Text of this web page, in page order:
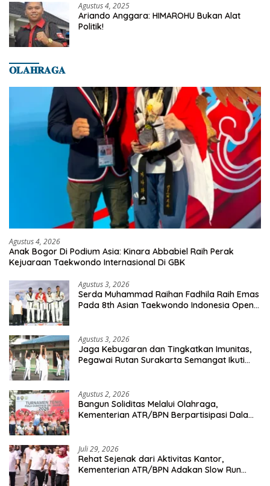
Agustus 4, 2025
Ariando Anggara: HIMAROHU Bukan Alat
Politik!
𝐎𝐋𝐀𝐇𝐑𝐀𝐆𝐀
Agustus 4, 2026
Anak Bogor Di Podium Asia: Kinara Abbabiel Raih Perak
Kejuaraan Taekwondo Internasional Di GBK
Agustus 3, 2026
Serda Muhammad Raihan Fadhila Raih Emas
Pada 8th Asian Taekwondo Indonesia Open
Agustus 3, 2026
Jaga Kebugaran dan Tingkatkan Imunitas,
Pegawai Rutan Surakarta Semangat Ikuti
Agustus 2, 2026
Bangun Soliditas Melalui Olahraga,
Kementerian ATR/BPN Berpartisipasi Dalam
Juli 29, 2026
Rehat Sejenak dari Aktivitas Kantor,
Kementerian ATR/BPN Adakan Slow Run